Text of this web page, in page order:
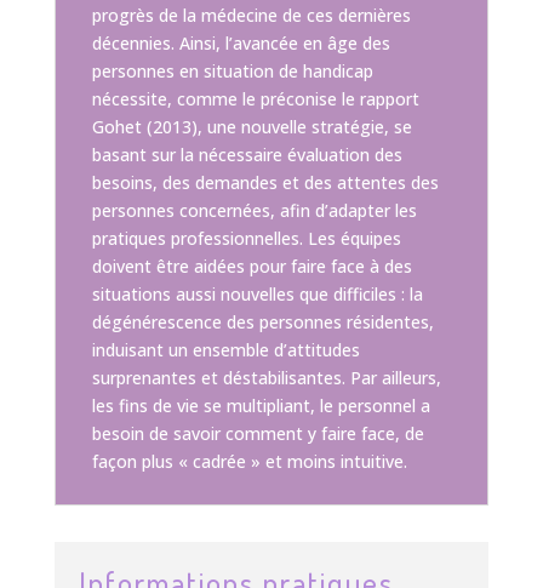
progrès de la médecine de ces dernières
décennies. Ainsi, l’avancée en âge des
personnes en situation de handicap
nécessite, comme le préconise le rapport
Gohet (2013), une nouvelle stratégie, se
basant sur la nécessaire évaluation des
besoins, des demandes et des attentes des
personnes concernées, afin d’adapter les
pratiques professionnelles. Les équipes
doivent être aidées pour faire face à des
situations aussi nouvelles que difficiles : la
dégénérescence des personnes résidentes,
induisant un ensemble d’attitudes
surprenantes et déstabilisantes. Par ailleurs,
les fins de vie se multipliant, le personnel a
besoin de savoir comment y faire face, de
façon plus « cadrée » et moins intuitive.